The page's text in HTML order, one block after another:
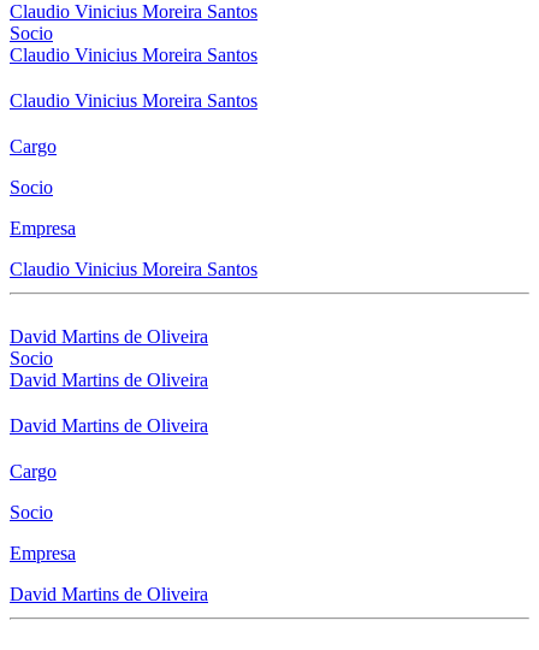
Claudio Vinicius Moreira Santos
Socio
Claudio Vinicius Moreira Santos
Claudio Vinicius Moreira Santos
Cargo
Socio
Empresa
Claudio Vinicius Moreira Santos
David Martins de Oliveira
Socio
David Martins de Oliveira
David Martins de Oliveira
Cargo
Socio
Empresa
David Martins de Oliveira